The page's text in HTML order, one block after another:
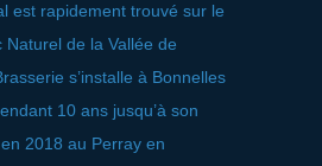
est rapidement trouvé sur le
de la Vallée de
s’installe à Bonnelles
10 ans jusqu’à son
2018 au Perray en